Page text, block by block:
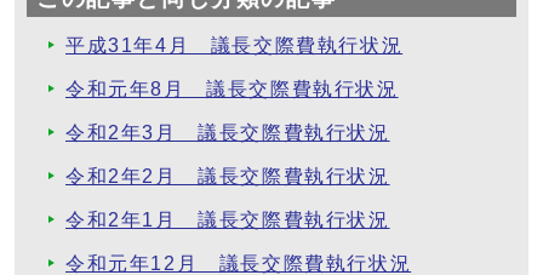
平成31年4月 議長交際費執行状況
令和元年8月 議長交際費執行状況
令和2年3月 議長交際費執行状況
令和2年2月 議長交際費執行状況
令和2年1月 議長交際費執行状況
令和元年12月 議長交際費執行状況